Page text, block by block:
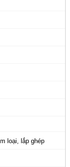
loại, lắp ghép